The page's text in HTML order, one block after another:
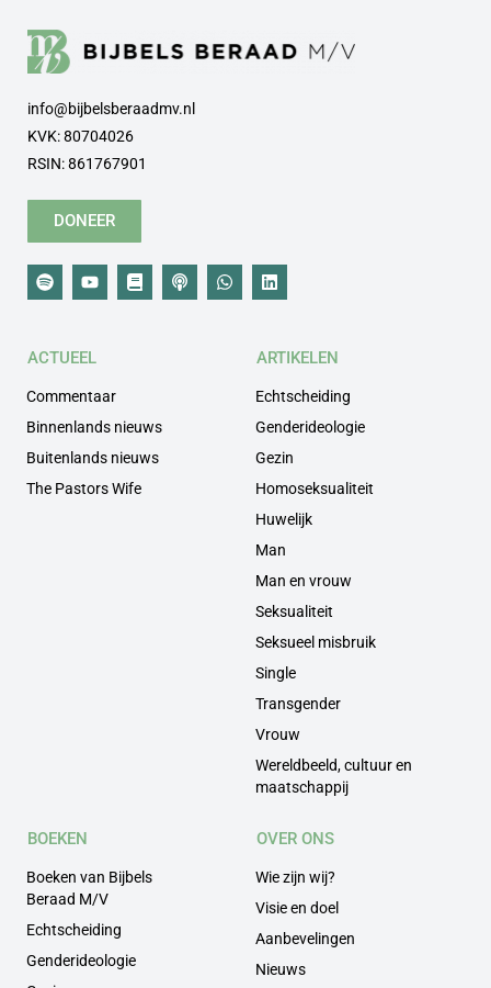
info@bijbelsberaadmv.nl
KVK: 80704026
RSIN: 861767901
DONEER
ACTUEEL
Commentaar
Binnenlands nieuws
Buitenlands nieuws
The Pastors Wife
ARTIKELEN
Echtscheiding
Genderideologie
Gezin
Homoseksualiteit
Huwelijk
Man
Man en vrouw
Seksualiteit
Seksueel misbruik
Single
Transgender
Vrouw
Wereldbeeld, cultuur en
maatschappij
BOEKEN
Boeken van Bijbels
Beraad M/V
Echtscheiding
Genderideologie
OVER ONS
Wie zijn wij?
Visie en doel
Aanbevelingen
Nieuws